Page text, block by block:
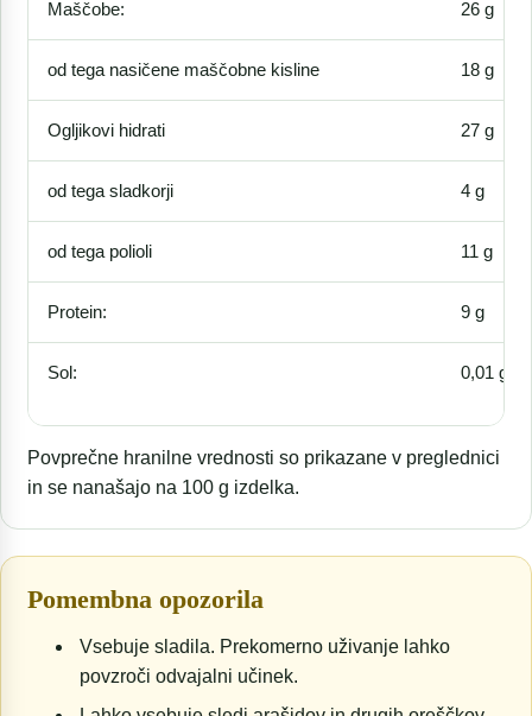
Maščobe: 26 g
od tega nasičene maščobne kisline 18 g
Ogljikovi hidrati 27 g
od tega sladkorji 4 g
od tega polioli 11 g
Protein: 9 g
Sol: 0,01 g
Povprečne hranilne vrednosti so prikazane v preglednici
in se nanašajo na 100 g izdelka.
Pomembna opozorila
Vsebuje sladila. Prekomerno uživanje lahko
povzroči odvajalni učinek.